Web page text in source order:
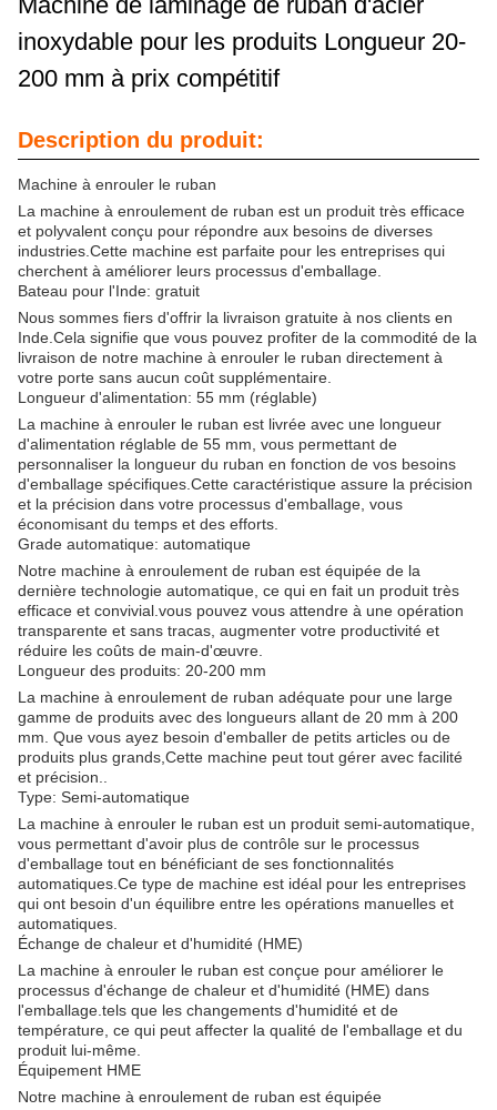
inoxydable pour les produits Longueur 20-
200 mm à prix compétitif
Description du produit:
Machine à enrouler le ruban
La machine à enroulement de ruban est un produit très efficace
et polyvalent conçu pour répondre aux besoins de diverses
industries.Cette machine est parfaite pour les entreprises qui
cherchent à améliorer leurs processus d'emballage.
Bateau pour l'Inde: gratuit
Nous sommes fiers d'offrir la livraison gratuite à nos clients en
Inde.Cela signifie que vous pouvez profiter de la commodité de la
livraison de notre machine à enrouler le ruban directement à
votre porte sans aucun coût supplémentaire.
Longueur d'alimentation: 55 mm (réglable)
La machine à enrouler le ruban est livrée avec une longueur
d'alimentation réglable de 55 mm, vous permettant de
personnaliser la longueur du ruban en fonction de vos besoins
d'emballage spécifiques.Cette caractéristique assure la précision
et la précision dans votre processus d'emballage, vous
économisant du temps et des efforts.
Grade automatique: automatique
Notre machine à enroulement de ruban est équipée de la
dernière technologie automatique, ce qui en fait un produit très
efficace et convivial.vous pouvez vous attendre à une opération
transparente et sans tracas, augmenter votre productivité et
réduire les coûts de main-d'œuvre.
Longueur des produits: 20-200 mm
La machine à enroulement de ruban adéquate pour une large
gamme de produits avec des longueurs allant de 20 mm à 200
mm. Que vous ayez besoin d'emballer de petits articles ou de
produits plus grands,Cette machine peut tout gérer avec facilité
et précision..
Type: Semi-automatique
La machine à enrouler le ruban est un produit semi-automatique,
vous permettant d'avoir plus de contrôle sur le processus
d'emballage tout en bénéficiant de ses fonctionnalités
automatiques.Ce type de machine est idéal pour les entreprises
qui ont besoin d'un équilibre entre les opérations manuelles et
automatiques.
Échange de chaleur et d'humidité (HME)
La machine à enrouler le ruban est conçue pour améliorer le
processus d'échange de chaleur et d'humidité (HME) dans
l'emballage.tels que les changements d'humidité et de
température, ce qui peut affecter la qualité de l'emballage et du
produit lui-même.
Équipement HME
Notre machine à enroulement de ruban est équipée